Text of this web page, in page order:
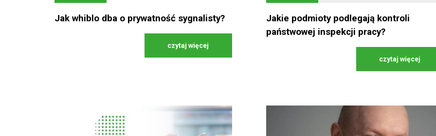
Jak whiblo dba o prywatność sygnalisty?
czytaj więcej
Jakie podmioty podlegają kontroli
państwowej inspekcji pracy?
czytaj więcej